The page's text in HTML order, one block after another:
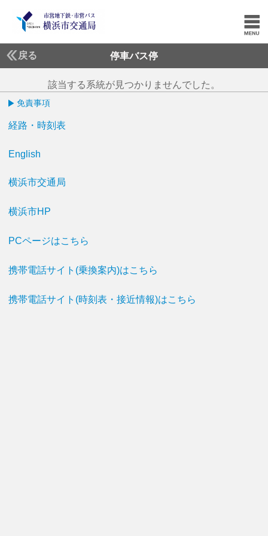
戻る 停車バス停
該当する系統が見つかりませんでした。
免責事項
経路・時刻表
English
横浜市交通局
横浜市HP
PCページはこちら
携帯電話サイト(乗換案内)はこちら
携帯電話サイト(時刻表・接近情報)はこちら